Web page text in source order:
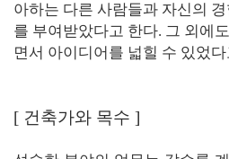
아하는 다른 사람들과 자신의
를 부여받았다고 한다. 그 외에
면서 아이디어를 넓힐 수 있었
[ 건축가와 목수 ]